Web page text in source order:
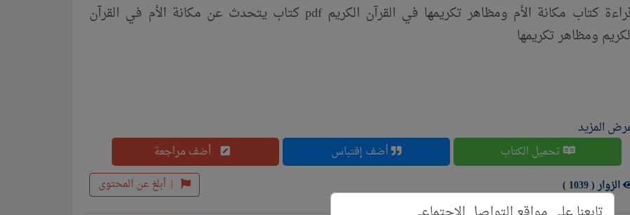
قراءة كتاب مكانة الأم ومظاهر تكريمها في القرآن الكريم pdf كتاب يتحدث عن مكانة الأم في القرآن
ومظاهر تكريمها
المزيد
تحميل الكتاب أضف إقتباس أضف مراجعة
| أبلغ عن المحتوى الزوار ( 1039 )